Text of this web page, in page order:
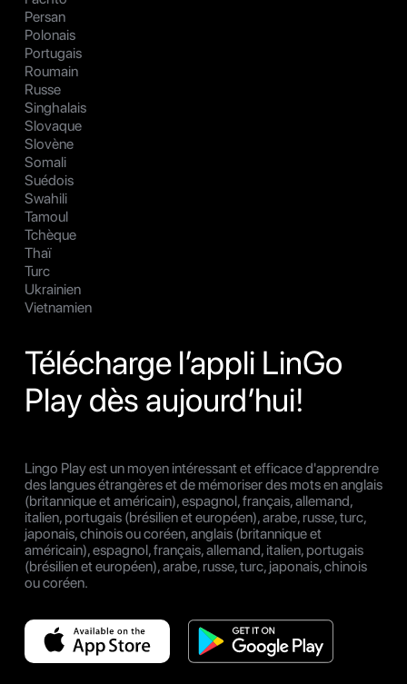
Persan
Polonais
Portugais
Roumain
Russe
Singhalais
Slovaque
Slovène
Somali
Suédois
Swahili
Tamoul
Tchèque
Thaï
Turc
Ukrainien
Vietnamien
Télécharge l’appli LinGo
Play dès aujourd’hui!
Lingo Play est un moyen intéressant et efficace d'apprendre
des langues étrangères et de mémoriser des mots en anglais
(britannique et américain), espagnol, français, allemand,
italien, portugais (brésilien et européen), arabe, russe, turc,
japonais, chinois ou coréen, anglais (britannique et
américain), espagnol, français, allemand, italien, portugais
(brésilien et européen), arabe, russe, turc, japonais, chinois
ou coréen.